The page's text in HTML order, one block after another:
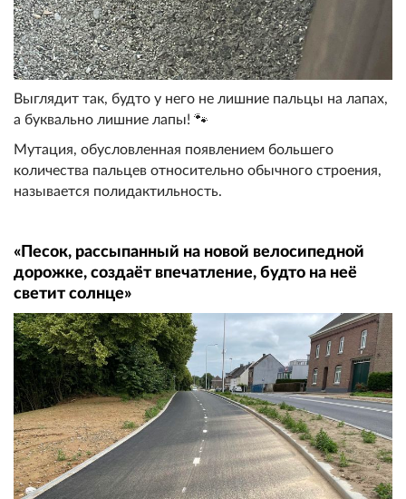
Выглядит так, будто у него не лишние пальцы на лапах,
а буквально лишние лапы! 🐾
Мутация, обусловленная появлением большего
количества пальцев относительно обычного строения,
называется полидактильность.
«Песок, рассыпанный на новой велосипедной
дорожке, создаёт впечатление, будто на неё
светит солнце»